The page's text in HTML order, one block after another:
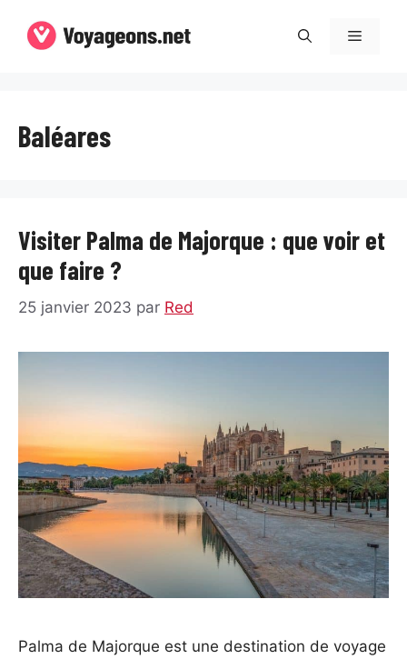
contenu
Menu
Baléares
Visiter Palma de Majorque : que voir et
que faire ?
25 janvier 2023 par Red
Palma de Majorque est une destination de voyage